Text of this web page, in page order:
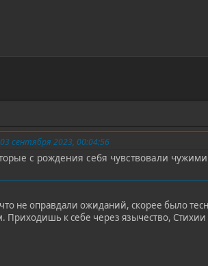
сентября 2023, 00:04:56
с рождения себя чувствовали
не оправдали ожиданий, скорее было
Приходишь к себе через язычество,